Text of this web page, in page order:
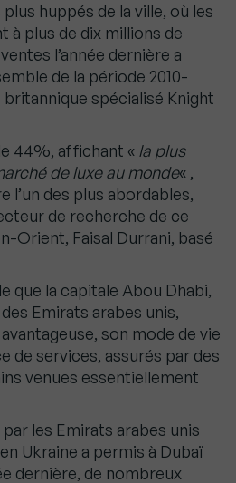
huppés de la ville, où les
à plus de dix millions de
l’année dernière a
de la période 2010-
britannique spécialisé Knight
44%, affichant « la plus
de luxe au monde« ,
l’un des plus abordables,
de recherche de ce
Orient, Faisal Durrani, basé
que la capitale Abou Dhabi,
Emirats arabes unis,
son mode de vie
de services, assurés par des
venues essentiellement
les Emirats arabes unis
Ukraine a permis à Dubaï
dernière, de nombreux